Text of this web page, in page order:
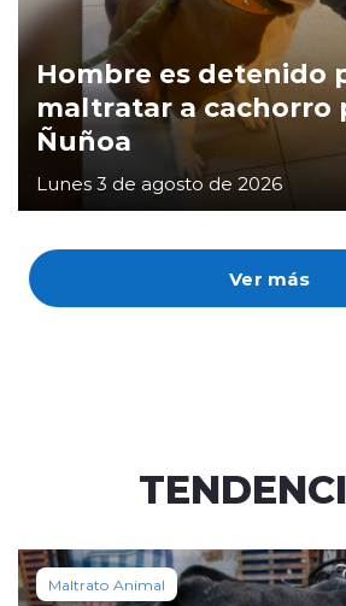
Ver más
Hombre es detenido
maltratar a cachorro
Ñuñoa
Lunes 3 de agosto de 2026
Maltrato Animal